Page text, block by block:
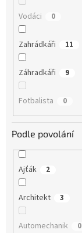
Vodáci 0
Zahrádkáři 11
Záhradkáři 9
Fotbalista 0
Podle povolání
Ajťák 2
Architekt 3
Automechanik 0